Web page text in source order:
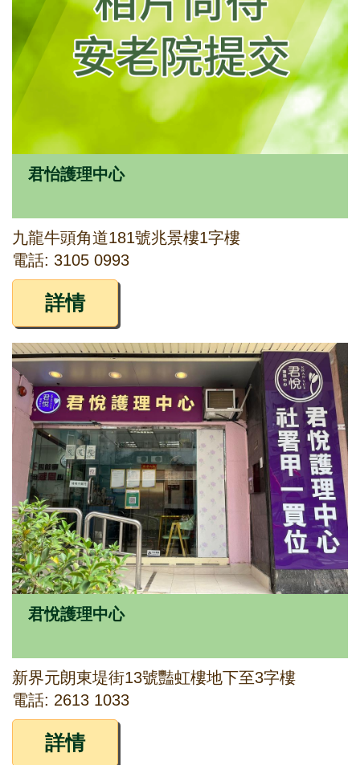
君怡護理中心
九龍牛頭角道181號兆景樓1字樓
電話: 3105 0993
詳情
君悅護理中心
新界元朗東堤街13號豔虹樓地下至3字樓
電話: 2613 1033
詳情